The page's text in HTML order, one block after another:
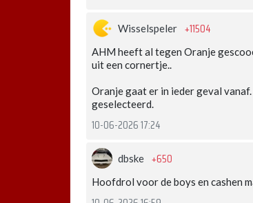
Wisselspeler +11504
AHM heeft al tegen Oranje
uit een cornertje..
Oranje gaat er in ieder geval
geselecteerd.
10-06-2026 17:24
dbske +650
Hoofdrol voor de boys en cashen